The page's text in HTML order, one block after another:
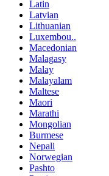
Latin
Latvian
Lithuanian
Luxembou..
Macedonian
Malagasy
Malay
Malayalam
Maltese
Maori
Marathi
Mongolian
Burmese
Nepali
Norwegian
Pashto